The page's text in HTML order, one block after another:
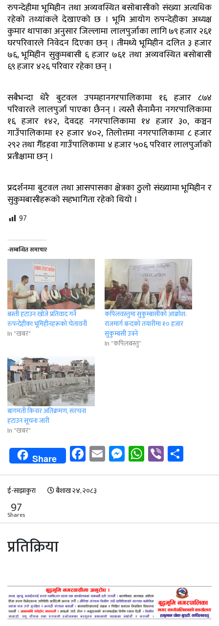
रुपन्देहीमा भूमिहीन तथा अव्यवस्थित बसोबासीको संख्या अत्यधिक
रहेको तथ्यांकले देखाएको छ । भूमि आयोग रुपन्देहीका अध्यक्ष
कुमार थापाका अनुसार जिल्लामा लालपुर्जाका लागि ७९ हजार २६१
घरपरिवारले निवेदन दिएका छन् । तीमध्ये भूमिहीन दलित ३ हजार
७६, भूमिहीन सुकुमबासी ६ हजार ७६१ तथा अव्यवस्थित बसोबासी
६९ हजार ४२६ परिवार रहेका छन् ।
सबैभन्दा धेरै बुटवल उपमहानगरपालिकामा १६ हजार ८७४
परिवारले लालपुर्जा पाएका छैनन् । त्यस्तै सैनामैना नगरपालिकामा
१६ हजार १४२, देवदह नगरपालिकामा १४ हजार ३०, कञ्चन
गाउँपालिकामा १२ हजार ४०२, तिलोत्तमा नगरपालिकामा ८ हजार
२९२ तथा गैँडहवा गाउँपालिकामा ४ हजार ५०६ परिवार लालपुर्जाको
प्रतीक्षामा छन् ।
प्रदर्शनमा बुटवल तथा आसपासका क्षेत्रका ठुलो संख्यामा भूमिहीन र
सुकुमबासीहरूको सहभागिता रहेको थियो ।
97
-सम्बन्धित समाचार
बस्ती हटाउन खोजे प्रतिवाद गर्ने
रुपन्देहीका भूमिहीनहरूको चेतावनी
In "खबर"
कपिलवस्तुमा सुकुम्बासीको आक्रोश:
राजमार्ग बन्दको तयारीमा १० हजार
सुकुम्बसी उत्रने
In "कपिलबस्तु"
बागमती किनार अतिक्रमण, संरचना
हटाउन सूचना जारी
In "खबर"
Share Facebook
EmailMessenger
WhatsApp
Viber
ई-साझाकुरा बैशाख २४, २०८३
97
Shares
प्रतिक्रिया